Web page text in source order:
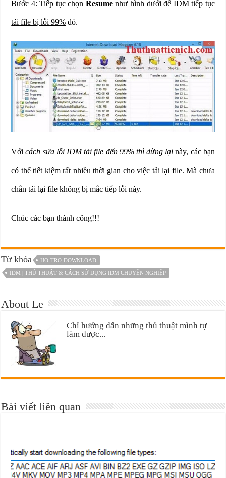
Bước 4: Tiếp tục chọn Resumenhư hình dưới để IDM tiếp tục
tải file bị lỗi 99% đó.
Vớicách sửa lỗi IDM tải file đến 99% thì dừng lại này, các bạn
có thể tiết kiệm rất nhiều thời gian cho việc tải lại file. Mà chưa
chắn tải lại file không bị mắc tiếp lỗi này.
Chúc các bạn thành công!!!
Từ khóa
HO-TRO-DOWNLOAD
IDM | THỦ THUẬT & CÁCH SỬ DỤNG IDM CHUYÊN NGHIỆP
About Le
Chỉ hướng dẫn những thủ thuật mình tự
làm được...
Bài viết liên quan